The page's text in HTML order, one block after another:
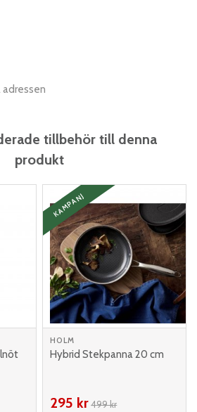
adressen
tillbehör till denna
produkt
HOLM
Hybrid Stekpanna 20 cm
KAMPANJ
295 kr 499 kr